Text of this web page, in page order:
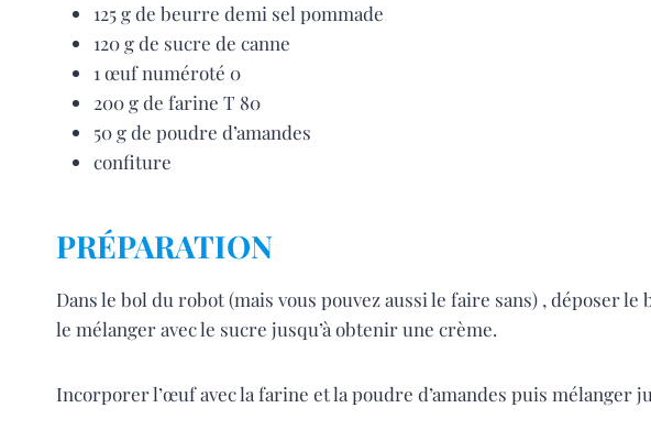
125 g de beurre demi sel pommade
120 g de sucre de canne
1 œuf numéroté 0
200 g de farine T 80
50 g de poudre d’amandes
confiture
PRÉPARATION
Dans le bol du robot (mais vous pouvez aussi le faire sans) , déposer
le mélanger avec le sucre jusqu’à obtenir une crème.
Incorporer l’œuf avec la farine et la poudre d’amandes puis mélanger